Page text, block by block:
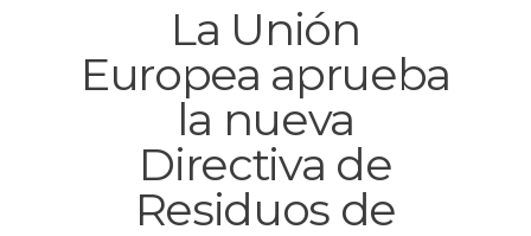
La Unión
Europea aprueba
la nueva
Directiva de
Residuos de